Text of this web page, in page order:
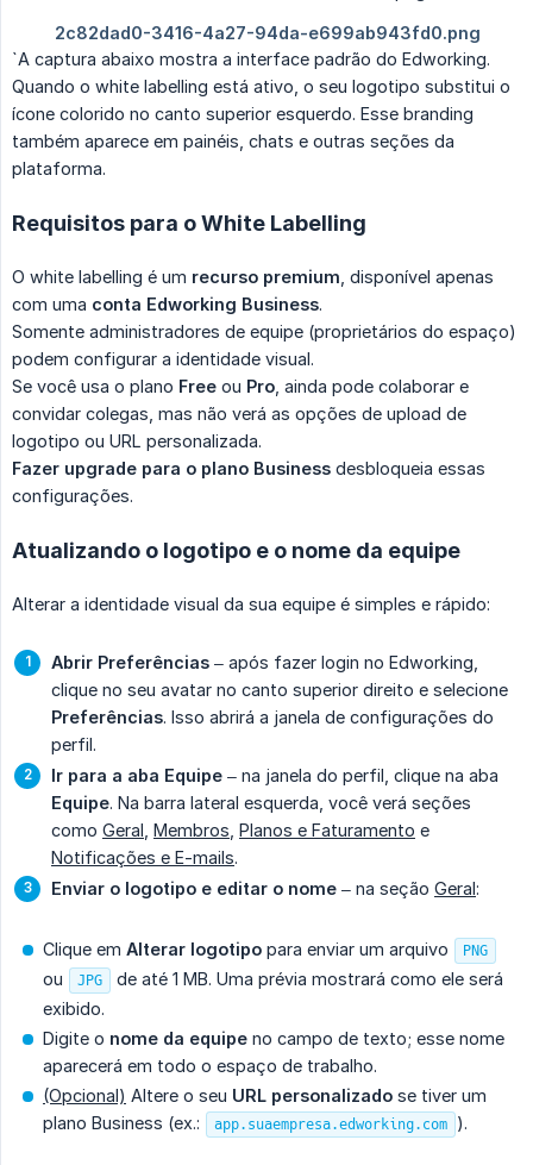
`A captura abaixo mostra a interface padrão do Edworking.
Quando o white labelling está ativo, o seu logotipo substitui o
ícone colorido no canto superior esquerdo. Esse branding
também aparece em painéis, chats e outras seções da
plataforma.
Requisitos para o White Labelling
O white labelling é um recurso premium , disponível apenas
com uma conta Edworking Business.
Somente administradores de equipe (proprietários do espaço)
podem configurar a identidade visual.
Se você usa o plano Free ou Pro , ainda pode colaborar e
convidar colegas, mas não verá as opções de upload de
logotipo ou URL personalizada.
Fazer upgrade para o plano Business desbloqueia essas
configurações.
Atualizando o logotipo e o nome da equipe
Alterar a identidade visual da sua equipe é simples e rápido:
Abrir Preferências – após fazer login no Edworking,
clique no seu avatar no canto superior direito e selecione
Preferências. Isso abrirá a janela de configurações do
perfil.
Ir para a aba Equipe – na janela do perfil, clique na aba
Equipe. Na barra lateral esquerda, você verá seções
como Geral Membros Planos e Faturamento e
Notificações e E-mails.
Enviar o logotipo e editar o nome – na seção Geral:
Clique em Alterar logotipo para enviar um arquivo PNG
ou JPG
de até 1 MB. Uma prévia mostrará como ele será
exibido.
Digite o nome da equipe no campo de texto; esse nome
aparecerá em todo o espaço de trabalho.
(Opcional) Altere o seu URL personalizado se tiver um
plano Business (ex.:
app.suaempresa.edworking.com ).